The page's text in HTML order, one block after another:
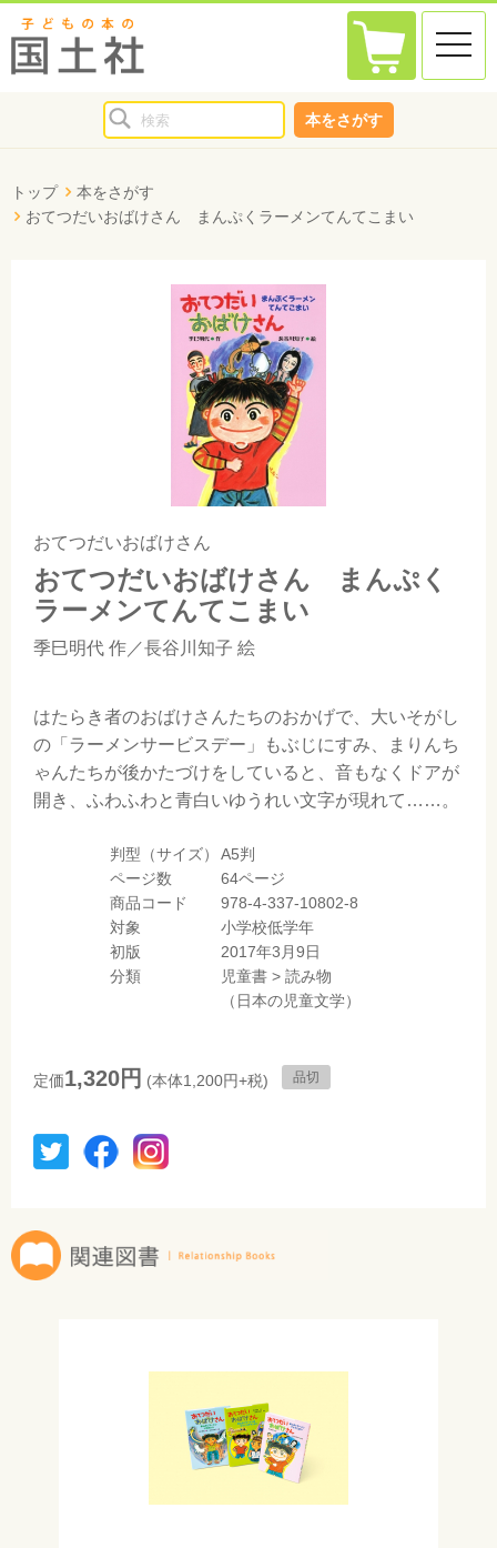
toggle
本をさがす
トップ
本をさがす
おてつだいおばけさん まんぷくラーメンてんてこまい
おてつだいおばけさん
おてつだいおばけさん まんぷく
ラーメンてんてこまい
季巳明代 作／長谷川知子 絵
はたらき者のおばけさんたちのおかげで、大いそがし
の「ラーメンサービスデー」もぶじにすみ、まりんち
ゃんたちが後かたづけをしていると、音もなくドアが
開き、ふわふわと青白いゆうれい文字が現れて……。
判型（サイズ）
A5判
ページ数
64ページ
商品コード
978-4-337-10802-8
対象
小学校低学年
初版
2017年3月9日
分類
児童書 > 読み物
（日本の児童文学）
定価1,320円 (本体1,200円+税) 品切